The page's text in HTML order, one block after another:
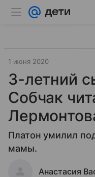
1 июня 2020
3-летний
Собчак
Платон умилил
мамы.
Анастасия